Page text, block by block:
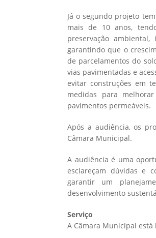
Já o segundo projeto
mais de 10 anos,
preservação
garantindo que o
de parcelamentos do
vias pavimentadas e
evitar construções em
medidas para
pavimentos permeáveis.
Após a audiência, os
Câmara Municipal.
A audiência é uma
esclareçam dúvidas e
garantir um
desenvolvimento
Serviço
A Câmara Municipal está